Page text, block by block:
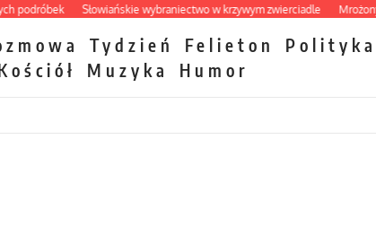
Słowiańskie wybraniectwo w krzywym zwierciadle Mrożony
Tydzień Felieton Polityka
Muzyka Humor